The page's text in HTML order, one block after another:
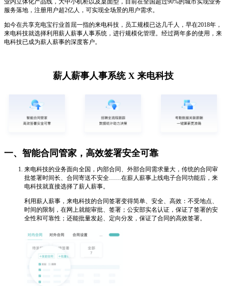
业内立体化产品线，大中小机柜以及桌面型，目前在全国超过90%的城市实现业务
服务落地，注册用户超2亿人，可实现全场景的用户需求。
如今在共享充电宝行业首屈一指的来电科技，员工规模已达几千人，早在2018年，
来电科技就选择利用薪人薪事人事系统，进行规模化管理。经过两年多的使用，来
电科技已成为薪人薪事的深度客户。
薪人薪事人事系统 X 来电科技
一、智能合同管家，高效签署安全可靠
来电科技的业务面向全国，内部合同、外部合同需求量大，传统的合同审
批签署时间长、合同寄送不安全……在薪人薪事上线电子合同功能后，来
电科技就直接选择了薪人薪事。
利用薪人薪事，来电科技的合同签署变得简单、安全、高效：不受地点、
时间的限制，在网上就能审批、签署；公安部实名认证，保证了签署的安
全性和可靠性；还能批量发起、定向分发，保证了合同的高效签署。